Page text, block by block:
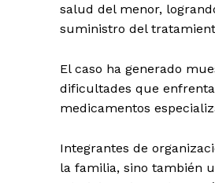
salud del menor,
suministro del
El caso ha generado
dificultades que
medicamentos
Integrantes de
la familia, sino también